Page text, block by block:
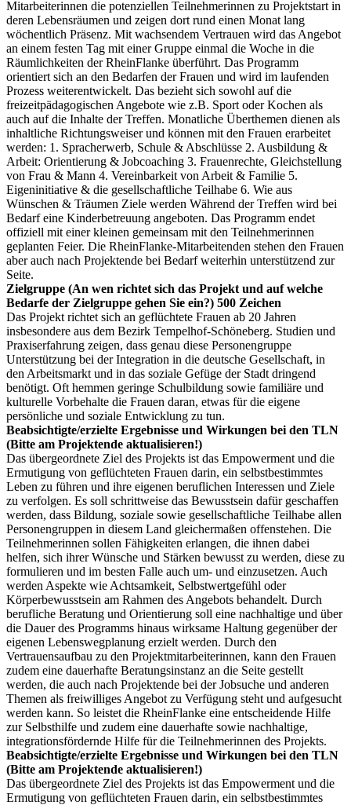
Mitarbeiterinnen die potenziellen Teilnehmerinnen zu Projektstart in
deren Lebensräumen und zeigen dort rund einen Monat lang
wöchentlich Präsenz. Mit wachsendem Vertrauen wird das Angebot
an einem festen Tag mit einer Gruppe einmal die Woche in die
Räumlichkeiten der RheinFlanke überführt. Das Programm
orientiert sich an den Bedarfen der Frauen und wird im laufenden
Prozess weiterentwickelt. Das bezieht sich sowohl auf die
freizeitpädagogischen Angebote wie z.B. Sport oder Kochen als
auch auf die Inhalte der Treffen. Monatliche Überthemen dienen als
inhaltliche Richtungsweiser und können mit den Frauen erarbeitet
werden: 1. Spracherwerb, Schule & Abschlüsse 2. Ausbildung &
Arbeit: Orientierung & Jobcoaching 3. Frauenrechte, Gleichstellung
von Frau & Mann 4. Vereinbarkeit von Arbeit & Familie 5.
Eigeninitiative & die gesellschaftliche Teilhabe 6. Wie aus
Wünschen & Träumen Ziele werden Während der Treffen wird bei
Bedarf eine Kinderbetreuung angeboten. Das Programm endet
offiziell mit einer kleinen gemeinsam mit den Teilnehmerinnen
geplanten Feier. Die RheinFlanke-Mitarbeitenden stehen den Frauen
aber auch nach Projektende bei Bedarf weiterhin unterstützend zur
Seite.
Zielgruppe (An wen richtet sich das Projekt und auf welche
Bedarfe der Zielgruppe gehen Sie ein?) 500 Zeichen
Das Projekt richtet sich an geflüchtete Frauen ab 20 Jahren
insbesondere aus dem Bezirk Tempelhof-Schöneberg. Studien und
Praxiserfahrung zeigen, dass genau diese Personengruppe
Unterstützung bei der Integration in die deutsche Gesellschaft, in
den Arbeitsmarkt und in das soziale Gefüge der Stadt dringend
benötigt. Oft hemmen geringe Schulbildung sowie familiäre und
kulturelle Vorbehalte die Frauen daran, etwas für die eigene
persönliche und soziale Entwicklung zu tun.
Beabsichtigte/erzielte Ergebnisse und Wirkungen bei den TLN
(Bitte am Projektende aktualisieren!)
Das übergeordnete Ziel des Projekts ist das Empowerment und die
Ermutigung von geflüchteten Frauen darin, ein selbstbestimmtes
Leben zu führen und ihre eigenen beruflichen Interessen und Ziele
zu verfolgen. Es soll schrittweise das Bewusstsein dafür geschaffen
werden, dass Bildung, soziale sowie gesellschaftliche Teilhabe allen
Personengruppen in diesem Land gleichermaßen offenstehen. Die
Teilnehmerinnen sollen Fähigkeiten erlangen, die ihnen dabei
helfen, sich ihrer Wünsche und Stärken bewusst zu werden, diese zu
formulieren und im besten Falle auch um- und einzusetzen. Auch
werden Aspekte wie Achtsamkeit, Selbstwertgefühl oder
Körperbewusstsein am Rahmen des Angebots behandelt. Durch
berufliche Beratung und Orientierung soll eine nachhaltige und über
die Dauer des Programms hinaus wirksame Haltung gegenüber der
eigenen Lebenswegplanung erzielt werden. Durch den
Vertrauensaufbau zu den Projektmitarbeiterinnen, kann den Frauen
zudem eine dauerhafte Beratungsinstanz an die Seite gestellt
werden, die auch nach Projektende bei der Jobsuche und anderen
Themen als freiwilliges Angebot zu Verfügung steht und aufgesucht
werden kann. So leistet die RheinFlanke eine entscheidende Hilfe
zur Selbsthilfe und zudem eine dauerhafte sowie nachhaltige,
integrationsfördernde Hilfe für die Teilnehmerinnen des Projekts.
Beabsichtigte/erzielte Ergebnisse und Wirkungen bei den TLN
(Bitte am Projektende aktualisieren!)
Das übergeordnete Ziel des Projekts ist das Empowerment und die
Ermutigung von geflüchteten Frauen darin, ein selbstbestimmtes